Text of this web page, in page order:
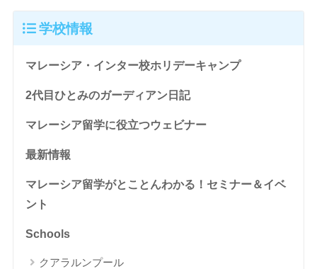
学校情報
マレーシア・インター校ホリデーキャンプ
2代目ひとみのガーディアン日記
マレーシア留学に役立つウェビナー
最新情報
マレーシア留学がとことんわかる！セミナー＆イベ
ント
Schools
クアラルンプール